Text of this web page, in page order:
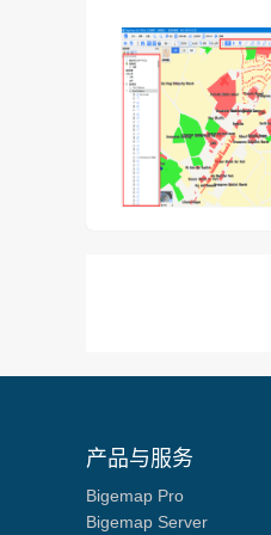
产品与服务
Bigemap Pro
Bigemap Server